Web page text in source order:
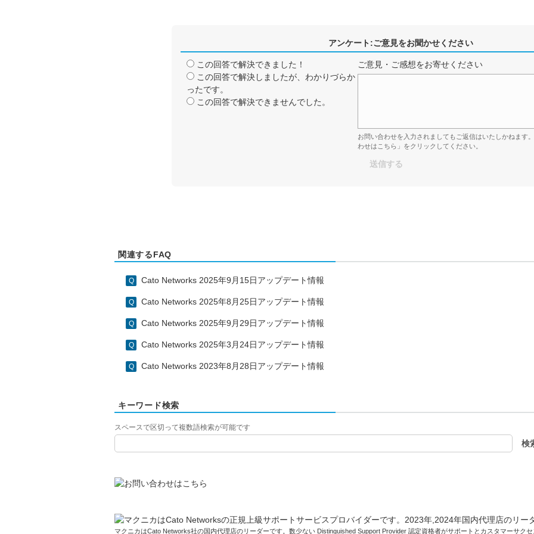
アンケート:ご意見をお聞かせください
この回答で解決できました！
この回答で解決しましたが、わかりづらか
ったです。
この回答で解決できませんでした。
ご意見・ご感想をお寄せください
お問い合わせを入力されましてもご返信はいたしかねます
わせはこちら」をクリックしてください。
関連するFAQ
Cato Networks 2025年9月15日アップデート情報
Cato Networks 2025年8月25日アップデート情報
Cato Networks 2025年9月29日アップデート情報
Cato Networks 2025年3月24日アップデート情報
Cato Networks 2023年8月28日アップデート情報
キーワード検索
スペースで区切って複数語検索が可能です
マクニカはCato Networks社の国内代理店のリーダーです。数少ない Distinguished Support Provider 認定資格者がサポートとカスタマーサクセ